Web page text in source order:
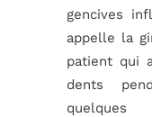
gencives
appelle la
patient qui
dents